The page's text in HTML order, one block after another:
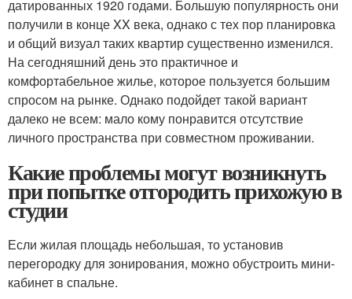
датированных 1920 годами. Большую популярность они
получили в конце XX века, однако с тех пор планировка
и общий визуал таких квартир существенно изменился.
На сегодняшний день это практичное и
комфортабельное жилье, которое пользуется большим
спросом на рынке. Однако подойдет такой вариант
далеко не всем: мало кому понравится отсутствие
личного пространства при совместном проживании.
Какие проблемы могут возникнуть
при попытке отгородить прихожую в
студии
Если жилая площадь небольшая, то установив
перегородку для зонирования, можно обустроить мини-
кабинет в спальне.